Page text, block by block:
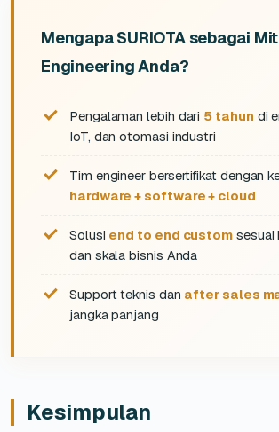
Mengapa SURIOTA sebagai
Engineering Anda?
Pengalaman lebih dari 5 tahun di
IoT, dan otomasi industri
Tim engineer bersertifikat dengan
hardware + software + cloud
Solusi end to end custom sesuai
dan skala bisnis Anda
Support teknis dan after sales
jangka panjang
Kesimpulan